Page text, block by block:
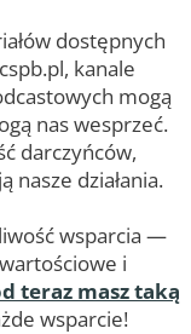
dostępnych
kanale
mogą
nas wesprzeć.
darczyńców,
działania.
wsparcia —
i
teraz masz taką
wsparcie!